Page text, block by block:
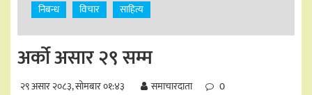
निबन्ध विचार साहित्य
अर्को असार २९ सम्म
२९ असार २०८३, सोमबार ०१:४३ समाचारदाता 0